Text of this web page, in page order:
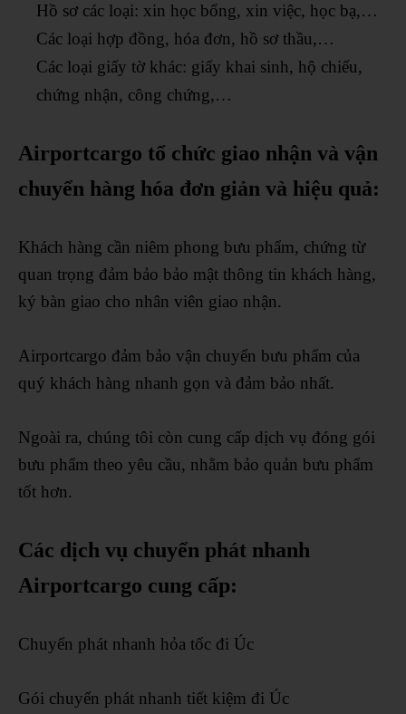
Hồ sơ các loại: xin học bổng, xin việc, học bạ,…
Các loại hợp đồng, hóa đơn, hồ sơ thầu,…
Các loại giấy tờ khác: giấy khai sinh, hộ chiếu,
chứng nhận, công chứng,…
Airportcargo tổ chức giao nhận và vận
chuyển hàng hóa đơn giản và hiệu quả:
Khách hàng cần niêm phong bưu phẩm, chứng từ
quan trọng đảm bảo bảo mật thông tin khách hàng,
ký bàn giao cho nhân viên giao nhận.
Airportcargo đảm bảo vận chuyển bưu phẩm của
quý khách hàng nhanh gọn và đảm bảo nhất.
Ngoài ra, chúng tôi còn cung cấp dịch vụ đóng gói
bưu phẩm theo yêu cầu, nhằm bảo quản bưu phẩm
tốt hơn.
Các dịch vụ chuyển phát nhanh
Airportcargo cung cấp:
Chuyển phát nhanh hỏa tốc đi Úc
Gói chuyển phát nhanh tiết kiệm đi Úc